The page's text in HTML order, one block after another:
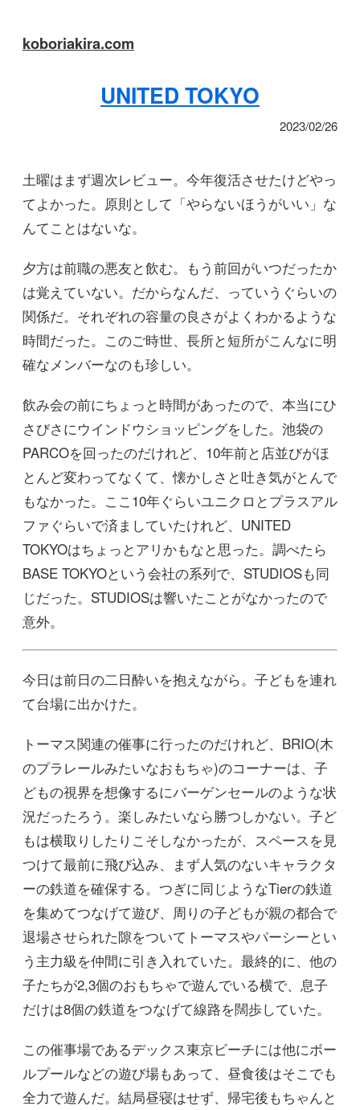
koboriakira.com
UNITED TOKYO
2023/02/26
土曜はまず週次レビュー。今年復活させたけどやっ
てよかった。原則として「やらないほうがいい」な
んてことはないな。
夕方は前職の悪友と飲む。もう前回がいつだったか
は覚えていない。だからなんだ、っていうぐらいの
関係だ。それぞれの容量の良さがよくわかるような
時間だった。このご時世、長所と短所がこんなに明
確なメンバーなのも珍しい。
飲み会の前にちょっと時間があったので、本当にひ
さびさにウインドウショッピングをした。池袋の
PARCOを回ったのだけれど、10年前と店並びがほ
とんど変わってなくて、懐かしさと吐き気がとんで
もなかった。ここ10年ぐらいユニクロとプラスアル
ファぐらいで済ましていたけれど、UNITED
TOKYOはちょっとアリかもなと思った。調べたら
BASE TOKYOという会社の系列で、STUDIOSも同
じだった。STUDIOSは響いたことがなかったので
意外。
今日は前日の二日酔いを抱えながら。子どもを連れ
て台場に出かけた。
トーマス関連の催事に行ったのだけれど、BRIO(木
のプラレールみたいなおもちゃ)のコーナーは、子
どもの視界を想像するにバーゲンセールのような状
況だったろう。楽しみたいなら勝つしかない。子ど
もは横取りしたりこそしなかったが、スペースを見
つけて最前に飛び込み、まず人気のないキャラクタ
ーの鉄道を確保する。つぎに同じようなTierの鉄道
を集めてつなげて遊び、周りの子どもが親の都合で
退場させられた隙をついてトーマスやパーシーとい
う主力級を仲間に引き入れていた。最終的に、他の
子たちが2,3個のおもちゃで遊んでいる横で、息子
だけは8個の鉄道をつなげて線路を闊歩していた。
この催事場であるデックス東京ビーチには他にボー
ルプールなどの遊び場もあって、昼食後はそこでも
全力で遊んだ。結局昼寝はせず、帰宅後もちゃんと